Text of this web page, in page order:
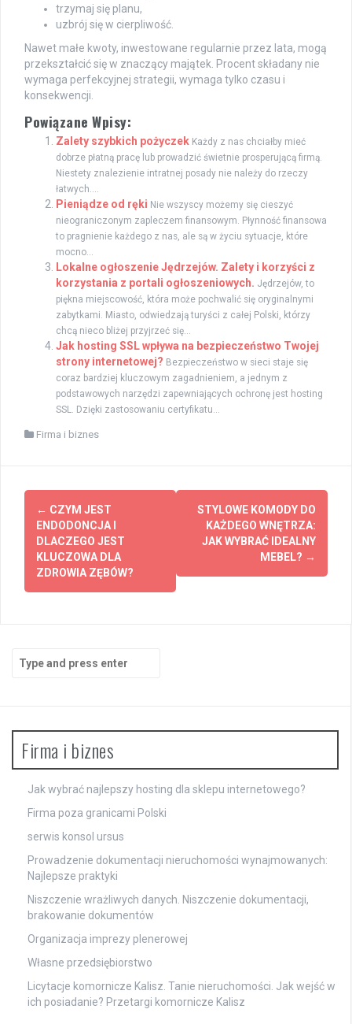
trzymaj się planu,
uzbrój się w cierpliwość.
Nawet małe kwoty, inwestowane regularnie przez lata, mogą
przekształcić się w znaczący majątek. Procent składany nie
wymaga perfekcyjnej strategii, wymaga tylko czasu i
konsekwencji.
Powiązane Wpisy:
Zalety szybkich pożyczek Każdy z nas chciałby mieć
dobrze płatną pracę lub prowadzić świetnie prosperującą firmą.
Niestety znalezienie intratnej posady nie należy do rzeczy
łatwych....
Pieniądze od ręki Nie wszyscy możemy się cieszyć
nieograniczonym zapleczem finansowym. Płynność finansowa
to pragnienie każdego z nas, ale są w życiu sytuacje, które
mocno...
Lokalne ogłoszenie Jędrzejów. Zalety i korzyści z
korzystania z portali ogłoszeniowych. Jędrzejów, to
piękna miejscowość, która może pochwalić się oryginalnymi
zabytkami. Miasto, odwiedzają turyści z całej Polski, którzy
chcą nieco bliżej przyjrzeć się...
Jak hosting SSL wpływa na bezpieczeństwo Twojej
strony internetowej? Bezpieczeństwo w sieci staje się
coraz bardziej kluczowym zagadnieniem, a jednym z
podstawowych narzędzi zapewniających ochronę jest hosting
SSL. Dzięki zastosowaniu certyfikatu...
Firma i biznes
Post
navigation
← CZYM JEST
ENDODONCJA I
DLACZEGO JEST
KLUCZOWA DLA
ZDROWIA ZĘBÓW?
STYLOWE KOMODY DO
KAŻDEGO WNĘTRZA:
JAK WYBRAĆ IDEALNY
MEBEL? →
for:
Firma i biznes
Jak wybrać najlepszy hosting dla sklepu internetowego?
Firma poza granicami Polski
serwis konsol ursus
Prowadzenie dokumentacji nieruchomości wynajmowanych:
Najlepsze praktyki
Niszczenie wrażliwych danych. Niszczenie dokumentacji,
brakowanie dokumentów
Organizacja imprezy plenerowej
Własne przedsiębiorstwo
Licytacje komornicze Kalisz. Tanie nieruchomości. Jak wejść w
ich posiadanie? Przetargi komornicze Kalisz